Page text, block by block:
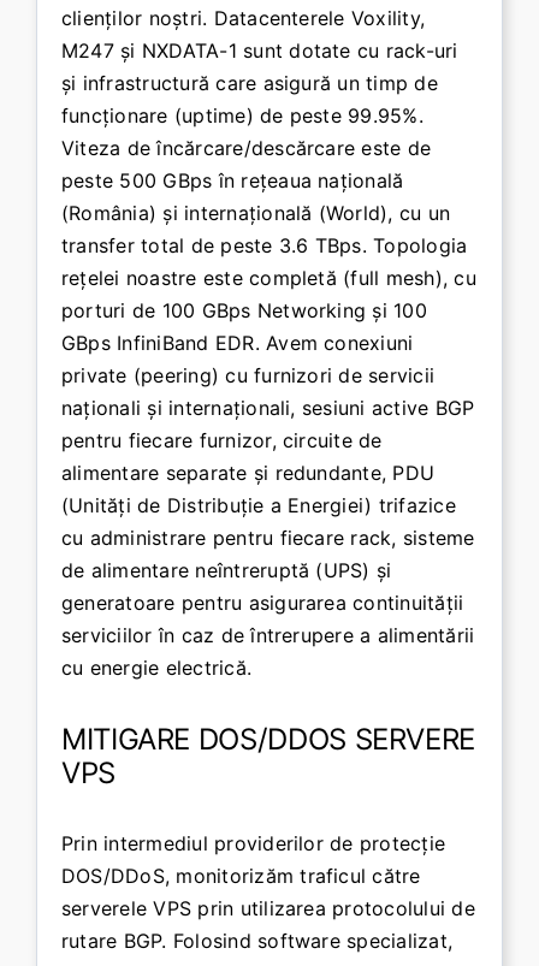
clienților noștri. Datacenterele Voxility,
M247 și NXDATA-1 sunt dotate cu rack-uri
și infrastructură care asigură un timp de
funcționare (uptime) de peste 99.95%.
Viteza de încărcare/descărcare este de
peste 500 GBps în rețeaua națională
(România) și internațională (World), cu un
transfer total de peste 3.6 TBps. Topologia
rețelei noastre este completă (full mesh), cu
porturi de 100 GBps Networking și 100
GBps InfiniBand EDR. Avem conexiuni
private (peering) cu furnizori de servicii
naționali și internaționali, sesiuni active BGP
pentru fiecare furnizor, circuite de
alimentare separate și redundante, PDU
(Unități de Distribuție a Energiei) trifazice
cu administrare pentru fiecare rack, sisteme
de alimentare neîntreruptă (UPS) și
generatoare pentru asigurarea continuității
serviciilor în caz de întrerupere a alimentării
cu energie electrică.
MITIGARE DOS/DDOS SERVERE
VPS
Prin intermediul providerilor de protecție
DOS/DDoS, monitorizăm traficul către
serverele VPS prin utilizarea protocolului de
rutare BGP. Folosind software specializat,